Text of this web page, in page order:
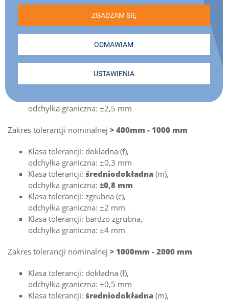
odchyłka graniczna: ±0,2 mm
odchyłka graniczna:±0,5 mm
Klasa tolerancji: zgrubna (c),
odchyłka graniczna: ±1,2 mm
odchyłka graniczna: ±2,5 mm
Zakres tolerancji nominalnej > 400mm - 1000 mm
Klasa tolerancji: dokładna (f),
odchyłka graniczna: ±0,3 mm
Klasa tolerancji: średniodokładna (m),
odchyłka graniczna: ±0,8 mm
Klasa tolerancji: zgrubna (c),
odchyłka graniczna: ±2 mm
Klasa tolerancji: bardzo zgrubna,
odchyłka graniczna: ±4 mm
Zakres tolerancji nominalnej > 1000mm - 2000 mm
Klasa tolerancji: dokładna (f),
odchyłka graniczna: ±0,5 mm
Klasa tolerancji: średniodokładna (m),